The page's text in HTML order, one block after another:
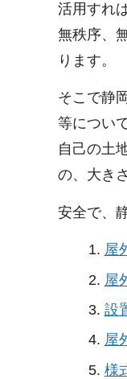
活用すれ
無秩序、
ります。
そこで静
等につい
自己の土
の、大き
安全で、
屋
屋
設
屋
様